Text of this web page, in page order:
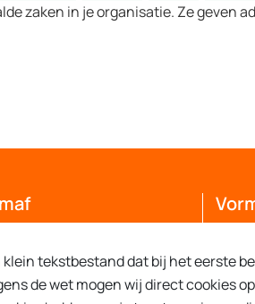
zaken in je organisatie. Ze geven
klein tekstbestand dat bij het eerste
de wet mogen wij direct cookies